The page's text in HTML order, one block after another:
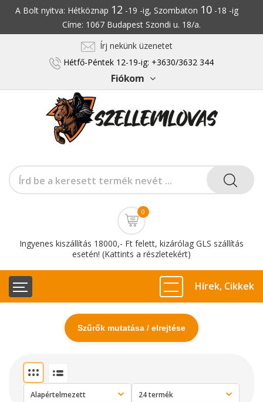
A Bolt nyitva: Hétköznap 12 -19 -ig, Szombaton 10 -18 -ig
Címe: 1067 Budapest Szondi u. 18/a.
Írj nekünk üzenetet
Hétfő-Péntek 12-19-ig: +3630/3632 344
Fiókom
0
Ingyenes kiszállítás 18000,- Ft felett, kizárólag GLS szállítás
esetén! (Kattints a részletekért)
Hírek, Cikkek
Szűrők mutatása / elrejtése